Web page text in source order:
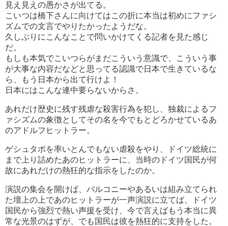
見え見えの愚かさが出てる。
こいつは橋下さんに向けてはこの折に本当は初めにファシ
ズムでの文言でやりたかったようだな。
久しぶりにこんなことで問いかけてくる記者を見た感じ
だ。
もしも本気でこいつらがまだこういう意識で、こういう事
が大事な内容だなどと思ってる認識で日本で生きているな
ら、もう日本から出て行けよ！
日本にはこんな連中要らないからさ。
あれだけ歴史に残す残虐な殺害行為を犯し、独裁によるフ
ァシズムの象徴としてその名を今でもとどろかせているあ
のアドルフヒットラー。
ゲシュタポを率いとんでもない虐殺をやり、ドイツ総統に
まで上り詰めたあのヒットラーに、当時のドイツ国民が何
故にあれだけの熱狂的な指示をしたのか。
演説の集会を開けば、バルコニーやあるいは組み立てられ
た壇上の上であのヒットラーが一声演説に立てば、ドイツ
国民から強烈で熱い声援を受け、今で言えばもう本当に異
常な光景のはずが、でも国民は彼を熱狂的に支持をした。